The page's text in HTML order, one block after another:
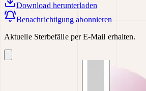
Download herunterladen
Benachrichtigung abonnieren
Aktuelle Sterbefälle per E-Mail erhalten.